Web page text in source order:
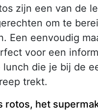
zijn een van de
om te
Een eenvoudig
voor een
lunch die je bij de
trekt.
rotos, het